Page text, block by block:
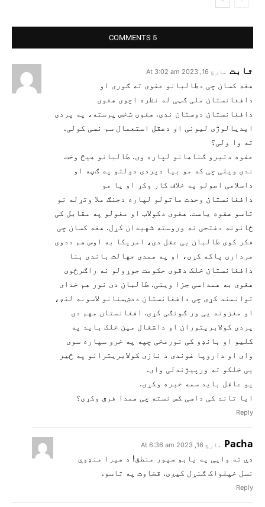
5 COMMENTS
ثابت مارچ 16, 2023 At 3:02 am
هغه کسان چی دطالبانو عفوی ته ګوری او
دافغانستان ملی ګټی له نظره اچوی هغوی
دافغانستان دوستان ندی. هغوی شخص پرسته، په پردی
ایدیالوژی لیونی او دعقل استعمال سم نسی کولی.
ته وا ولی؟
عفوه دتیرو ګناهانو لپاره وی. طالبانو هیڅ وخت
ندی ویلی چی که مو بیا دپردی دولتو په ګڼه او
داسلامی اصولو په خلاف کار وکړ او یا مو
دافغانستان وحدت ماتولو لپاره دجنګ ملا وتړله نو
تاسو عفوه یاست. هغوی دکولاب او مغولو په مقابل کی
ځانونه دفتحی نه وروسته شهیدان کړل. هغه کسان چی
فکر کوی طالبان بی عقل دی، امریکا به اوس هم ددوی
مرداری پاکه کړی، او په همدی جهالت باندی بنا
دافغانستان خلک دقوی حکومت جوړولو نه راګرځوی
هغوی به همداسی جزا وینی. طالبان دی نور هم خدای
توانمند کړی چی دافغانستان ددښمنانو لاسونه لنډ،
او مغزونه یی ور ګونګی کړی. افغانستان مهم دی
پردی کولابریتوران او داشغال مین خلک باید په
کلیو او بانډو کی نورمخی چپه په خرو سپاره سوی
وای او داروپا غوندی د نازی کولابریترانو په څیر
یی خلکو ته ورپیژندلی وای.
یو عاقل باید سمه خبره وکړی.
ایا تاند کی داسی کس نسته چی همدا فرق وکړی؟
Reply
Pacha مارچ 16, 2023 At 6:36 am
دې ته وایې په یابو سپور منطق! د هیرا منډوي
نسل خپلواک ګنړل کیږی. قضاوت په تاسو.
Reply